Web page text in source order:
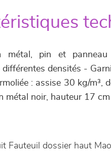
métal, pin et
différentes densités -
: assise 30 kg/m³,
métal noir, hauteur 17
Fauteuil dossier haut